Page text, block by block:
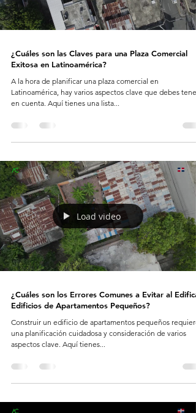
¿Cuáles son las Claves para una Plaza Comercial
Exitosa en Latinoamérica?
A la hora de planificar una plaza comercial en
Latinoamérica, hay varios aspectos clave que debes tener
en cuenta. Aquí tienes una lista...
Load video
¿Cuáles son los Errores Comunes a Evitar al
Edificios de Apartamentos Pequeños?
Construir un edificio de apartamentos pequeños requiere
una planificación cuidadosa y consideración de varios
aspectos clave. Aquí tienes...